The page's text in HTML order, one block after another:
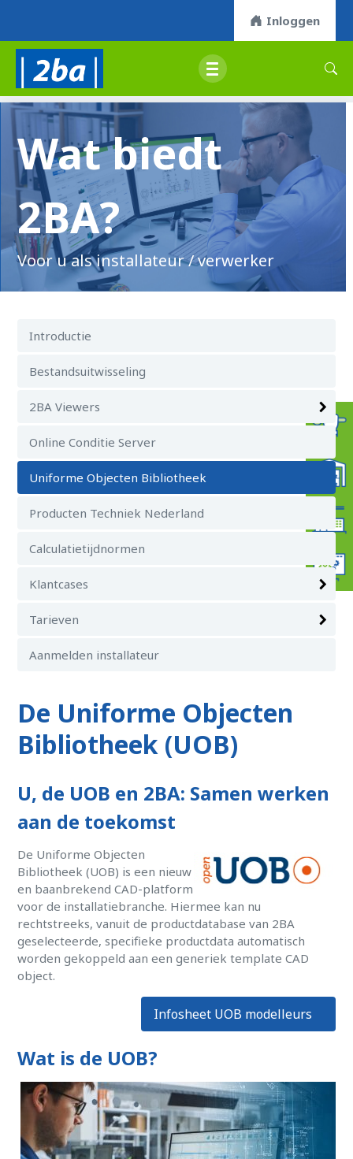
Inloggen
Wat biedt
2BA?
Voor u als installateur / verwerker
Introductie
Bestandsuitwisseling
2BA Viewers
Online Conditie Server
Uniforme Objecten Bibliotheek
Producten Techniek Nederland
Calculatietijdnormen
Klantcases
Tarieven
Aanmelden installateur
De Uniforme Objecten
Bibliotheek (UOB)
U, de UOB en 2BA: Samen werken
aan de toekomst
De Uniforme Objecten
Bibliotheek (UOB) is een nieuw
en baanbrekend CAD-platform
voor de installatiebranche. Hiermee kan nu
rechtstreeks, vanuit de productdatabase van 2BA
geselecteerde, specifieke productdata automatisch
worden gekoppeld aan een generiek template CAD
object.
Infosheet UOB modelleurs
Wat is de UOB?